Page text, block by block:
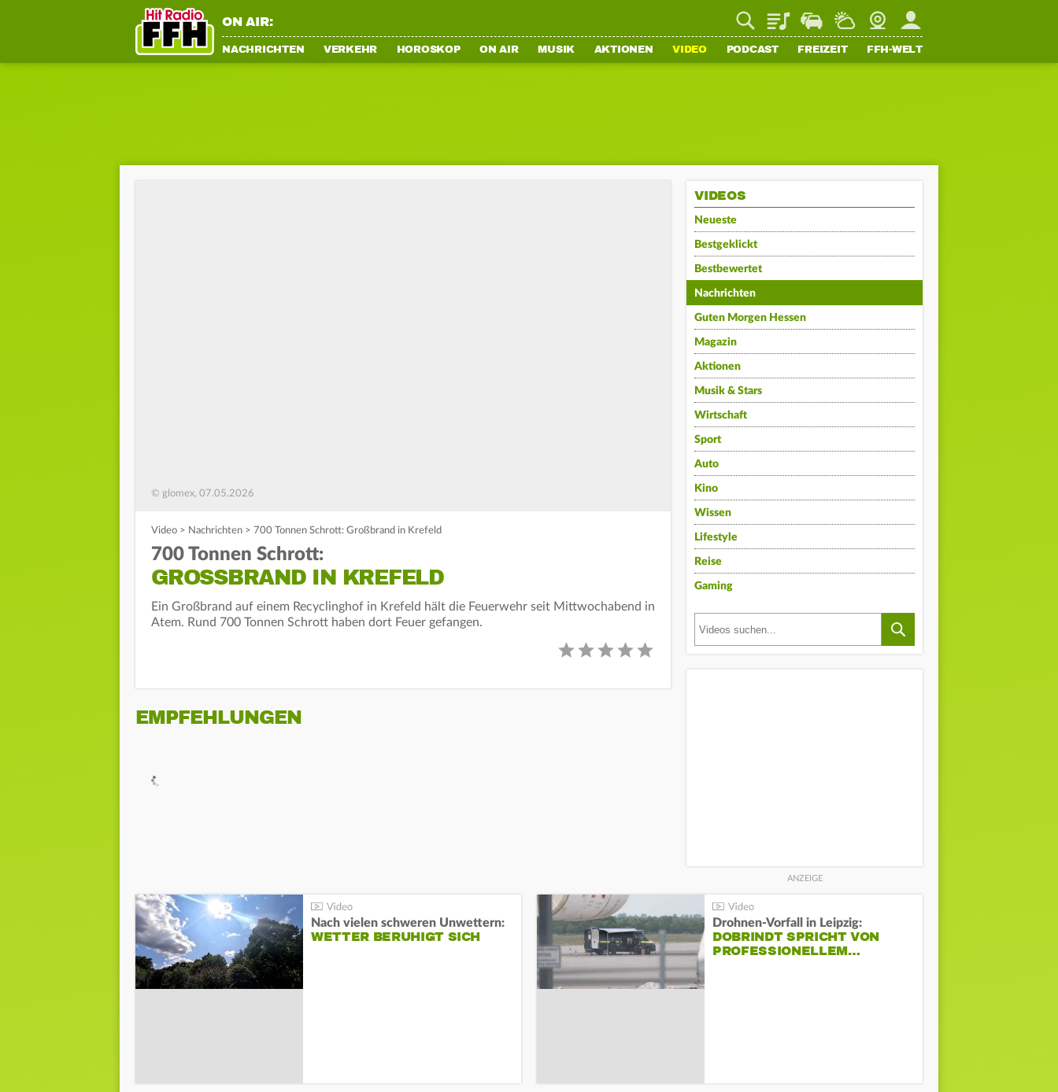
ON AIR: PlaylistStaupilotWetterWebcamMein FFH
NACHRICHTEN VERKEHR HOROSKOP ON AIR MUSIK AKTIONEN VIDEO PODCAST FREIZEIT FFH-WELT
© glomex, 07.05.2026
Video > Nachrichten > 700 Tonnen Schrott: Großbrand in Krefeld
700 Tonnen Schrott:
GROSSBRAND IN KREFELD
Ein Großbrand auf einem Recyclinghof in Krefeld hält die Feuerwehr seit Mittwochabend in
Atem. Rund 700 Tonnen Schrott haben dort Feuer gefangen.
EMPFEHLUNGEN
VIDEOS
Neueste
Bestgeklickt
Bestbewertet
Nachrichten
Guten Morgen Hessen
Magazin
Aktionen
Musik & Stars
Wirtschaft
Sport
Auto
Kino
Wissen
Lifestyle
Reise
Gaming
Nach vielen schweren Unwettern:
WETTER BERUHIGT SICH
Drohnen-Vorfall in Leipzig:
DOBRINDT SPRICHT VON
PROFESSIONELLEM…